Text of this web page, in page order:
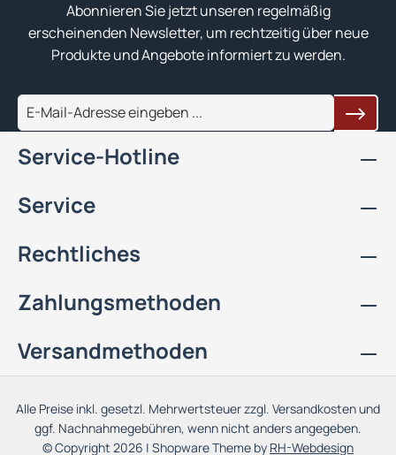
Abonnieren Sie jetzt unseren regelmäßig
erscheinenden Newsletter, um rechtzeitig über neue
Produkte und Angebote informiert zu werden.
Service-Hotline
Service
Rechtliches
Zahlungsmethoden
Versandmethoden
Alle Preise inkl. gesetzl. Mehrwertsteuer zzgl. Versandkostenund
ggf. Nachnahmegebühren, wenn nicht anders angegeben.
© Copyright 2026 | Shopware Theme by RH-Webdesign